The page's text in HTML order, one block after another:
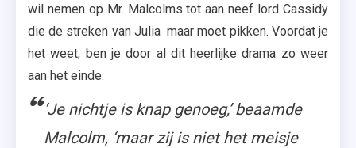
wil nemen op Mr. Malcolms tot aan neef lord Cassidy
die de streken van Julia maar moet pikken. Voordat je
het weet, ben je door al dit heerlijke drama zo weer
aan het einde.
‘Je nichtje is knap genoeg,’ beaamde
Malcolm, ‘maar zij is niet het meisje